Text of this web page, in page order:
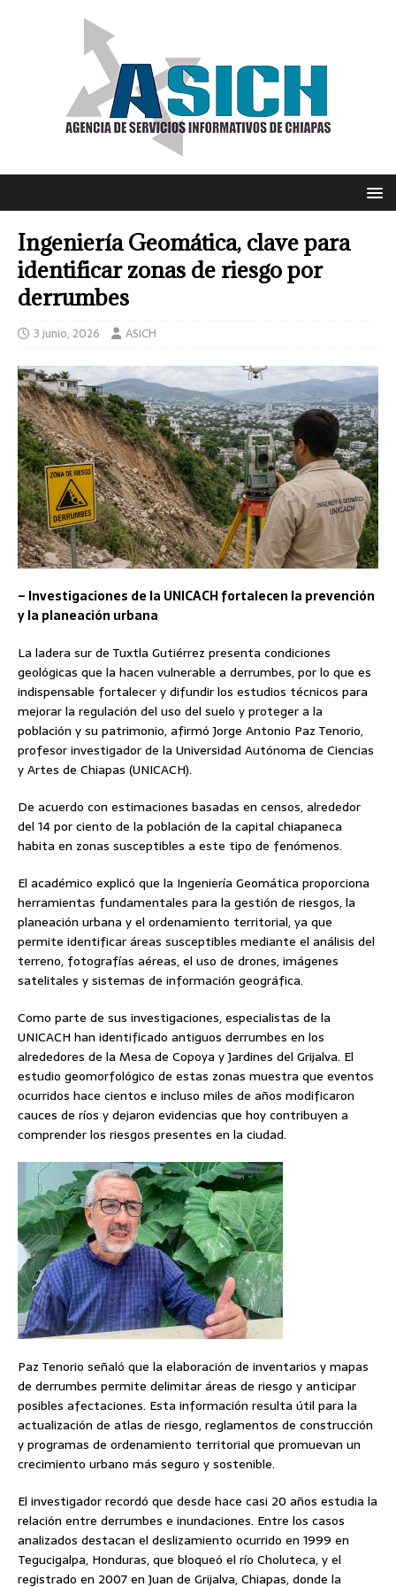
Ingeniería Geomática, clave para
identificar zonas de riesgo por
derrumbes
3 junio, 2026 ASICH
– Investigaciones de la UNICACH fortalecen la prevención
y la planeación urbana
La ladera sur de Tuxtla Gutiérrez presenta condiciones
geológicas que la hacen vulnerable a derrumbes, por lo que es
indispensable fortalecer y difundir los estudios técnicos para
mejorar la regulación del uso del suelo y proteger a la
población y su patrimonio, afirmó Jorge Antonio Paz Tenorio,
profesor investigador de la Universidad Autónoma de Ciencias
y Artes de Chiapas (UNICACH).
De acuerdo con estimaciones basadas en censos, alrededor
del 14 por ciento de la población de la capital chiapaneca
habita en zonas susceptibles a este tipo de fenómenos.
El académico explicó que la Ingeniería Geomática proporciona
herramientas fundamentales para la gestión de riesgos, la
planeación urbana y el ordenamiento territorial, ya que
permite identificar áreas susceptibles mediante el análisis del
terreno, fotografías aéreas, el uso de drones, imágenes
satelitales y sistemas de información geográfica.
Como parte de sus investigaciones, especialistas de la
UNICACH han identificado antiguos derrumbes en los
alrededores de la Mesa de Copoya y Jardines del Grijalva. El
estudio geomorfológico de estas zonas muestra que eventos
ocurridos hace cientos e incluso miles de años modificaron
cauces de ríos y dejaron evidencias que hoy contribuyen a
comprender los riesgos presentes en la ciudad.
Paz Tenorio señaló que la elaboración de inventarios y mapas
de derrumbes permite delimitar áreas de riesgo y anticipar
posibles afectaciones. Esta información resulta útil para la
actualización de atlas de riesgo, reglamentos de construcción
y programas de ordenamiento territorial que promuevan un
crecimiento urbano más seguro y sostenible.
El investigador recordó que desde hace casi 20 años estudia la
relación entre derrumbes e inundaciones. Entre los casos
analizados destacan el deslizamiento ocurrido en 1999 en
Tegucigalpa, Honduras, que bloqueó el río Choluteca, y el
registrado en 2007 en Juan de Grijalva, Chiapas, donde la